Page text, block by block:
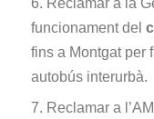
6. Reclamar a la
funcionament del
fins a Montgat per
autobús interurbà.
7. Reclamar a